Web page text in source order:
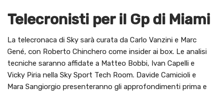
Telecronisti per il Gp di Miami
La telecronaca di Sky sarà curata da Carlo Vanzini e Marc
Gené, con Roberto Chinchero come insider ai box. Le analisi
tecniche saranno affidate a Matteo Bobbi, Ivan Capelli e
Vicky Piria nella Sky Sport Tech Room. Davide Camicioli e
Mara Sangiorgio presenteranno gli approfondimenti prima e